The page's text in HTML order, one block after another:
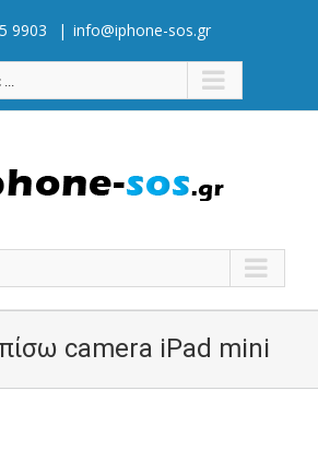
9903 | info@iphone-sos.gr
camera iPad mini